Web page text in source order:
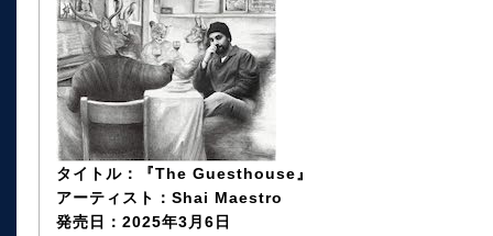
タイトル：『The Guesthouse』
アーティスト：Shai Maestro
発売日：2025年3月6日